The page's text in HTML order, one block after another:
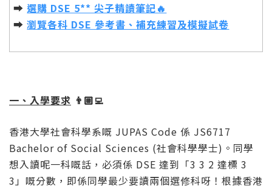
➡️ 選購 DSE 5** 尖子精讀筆記🔥
➡️瀏覽各科 DSE 參考書、補充練習及模擬試卷
一、入學要求 👨🏼‍💻
香港大學社會科學系嘅 JUPAS Code 係 JS6717
Bachelor of Social Sciences (社會科學學士)。同學
想入讀呢一科嘅話，必須係 DSE 達到「3 3 2 達標 3
3」嘅分數，即係同學最少要讀兩個選修科呀！根據香港